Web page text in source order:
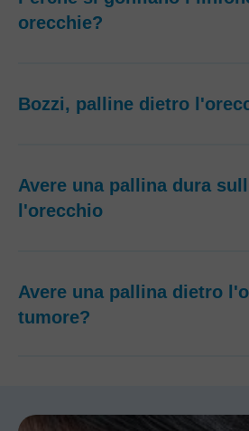
orecchie?
Bozzi, palline dietro
Avere una pallina dura
l'orecchio
Avere una pallina dietro
tumore?